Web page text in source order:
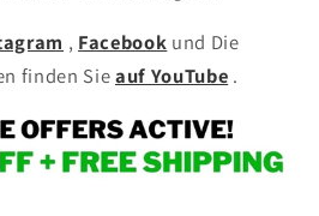
, Facebook und Die
finden Sieauf YouTube .